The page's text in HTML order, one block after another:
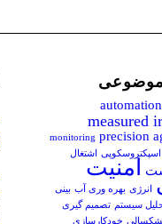
موضوعی
automation
measured
monitoring precision
اسپکتروسکوپی اشتغال
امنیت
انرژی بهره وری آب بینی
سیستم تصمیم گیری
خودکارسازی